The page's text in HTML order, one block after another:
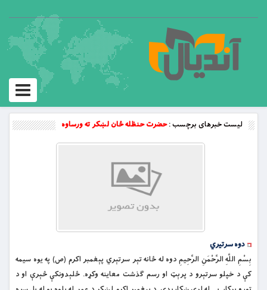
Toggle
لیست خبرهای برچسب :حضرت حنظله ځان لښكر ته ورساوه
دوه سرتیري
بِسْمِ اللَّهِ الرَّحْمَنِ الرَّحِيمِ دوه له ځانه تېر سرتېري پېغمبر اکرم (ص) په يوه سيمه
كې د خپلو سرتېرو د پرېټ او رسم ګذشت معاينه وكړه. ځلېدونكې څېرې او د